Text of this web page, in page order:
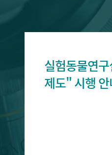
실험동물연
제도" 시행 안